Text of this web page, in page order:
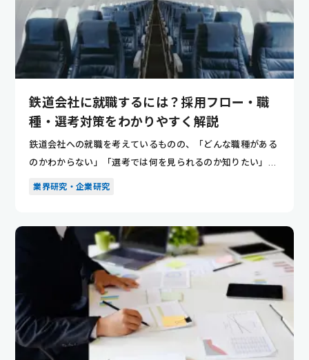
鉄道会社に就職するには？採用フロー・職
種・選考対策をわかりやすく解説
鉄道会社への就職を考えているものの、「どんな職種がある
のかわからない」「選考では何を見られるのか知りたい」と
悩んでいませ...
業界研究・企業研究